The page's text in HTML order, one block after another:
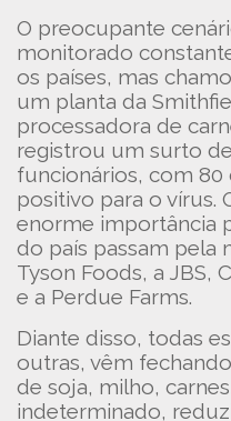
O preocupante
monitorado
os países, mas
um planta da
processadora de
registrou um surto
funcionários, com
positivo para o vírus.
enorme importância
do país passam pela
Tyson Foods, a JBS,
e a Perdue Farms.
Diante disso, todas
outras, vêm
de soja, milho,
indeterminado,